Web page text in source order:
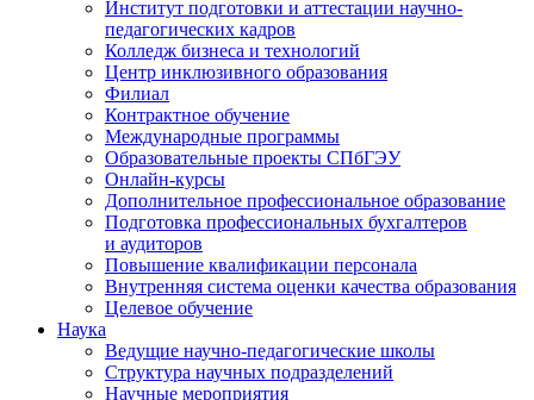
Институт подготовки и аттестации научно-
педагогических кадров
Колледж бизнеса и технологий
Центр инклюзивного образования
Филиал
Контрактное обучение
Международные программы
Образовательные проекты СПбГЭУ
Онлайн-курсы
Дополнительное профессиональное образование
Подготовка профессиональных бухгалтеров
и аудиторов
Повышение квалификации персонала
Внутренняя система оценки качества образования
Целевое обучение
Наука
Ведущие научно-педагогические школы
Структура научных подразделений
Научные мероприятия